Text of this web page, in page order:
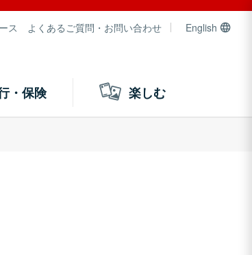
ス よくあるご質問・お問い合わせ English
・保険 楽しむ